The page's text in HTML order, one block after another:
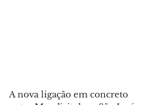
A nova ligação em concreto